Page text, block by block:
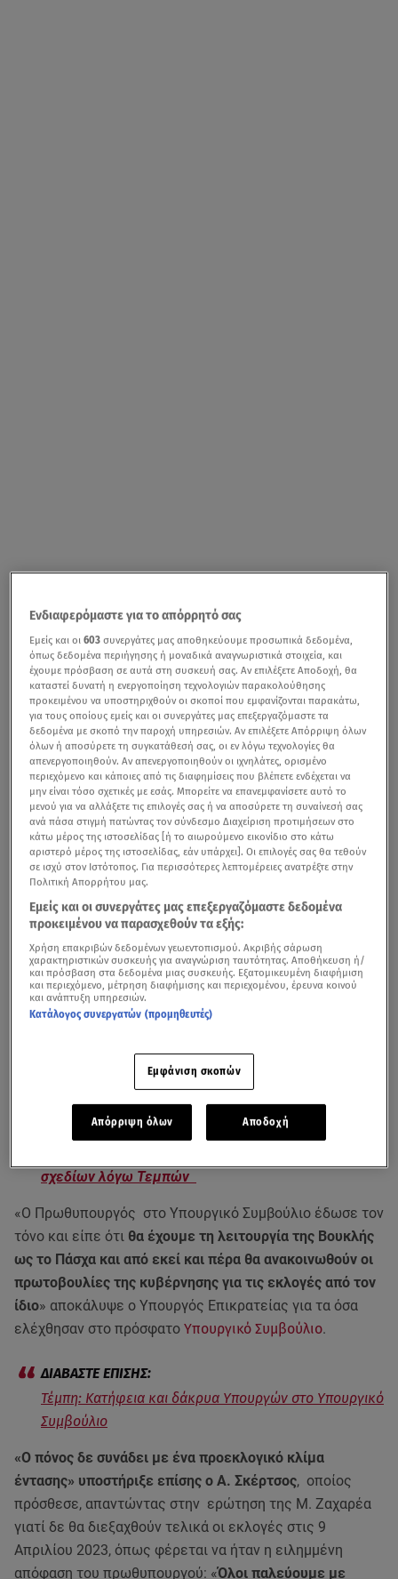
Στον λόγο για τον οποίο ο πρωθυπουργός Κυριάκος
Μητσοτάκης έλαβε την απόφαση να μη γίνουν τώρα
εκλογέςκαι πότε θα ανακοινωθεί η νέα ημερομηνία -
που όπως όλα δείχνουν θα είναι η 21η Μαΐου –
Μάρα Ζαχαρέα
, ο υπουργός
Άκης Σκέρτσος.
σχεδίων λόγω Τεμπών
«Ο Πρωθυπουργός στο Υπουργικό Συμβούλιο έδωσε τον
τόνο και είπε ότι θα έχουμε τη λειτουργία της Βουκλής
ως το Πάσχα και από εκεί και πέρα θα ανακοινωθούν οι
πρωτοβουλίες της κυβέρνησης για τις εκλογές από τον
ίδιο» αποκάλυψε ο Υπουργός Επικρατείας για τα όσα
ελέχθησαν στο πρόσφατο Υπουργικό Συμβούλιο.
Τέμπη: Κατήφεια και δάκρυα Υπουργών στο Υπουργικό
Συμβούλιο
«Ο πόνος δε συνάδει με ένα προεκλογικό κλίμα
έντασης» υποστήριξε επίσης ο Α. Σκέρτσος, οποίος
πρόσθεσε, απαντώντας στην ερώτηση της Μ. Ζαχαρέα
γιατί δε θα διεξαχθούν τελικά οι εκλογές στις 9
Απριλίου 2023, όπως φέρεται να ήταν η ειλημμένη
απόφαση του πρωθυπουργού: «Όλοι παλεύουμε με
Ενδιαφερόμαστε για το απόρρητό σας
Εμείς και οι603 συνεργάτες μας αποθηκεύουμε προσωπικά δεδομένα,
όπως δεδομένα περιήγησης ή μοναδικά αναγνωριστικά στοιχεία, και
έχουμε πρόσβαση σε αυτά στη συσκευή σας. Αν επιλέξετε Αποδοχή, θα
καταστεί δυνατή η ενεργοποίηση τεχνολογιών παρακολούθησης
προκειμένου να υποστηριχθούν οι σκοποί που εμφανίζονται παρακάτω,
για τους οποίους εμείς και οι συνεργάτες μας επεξεργαζόμαστε τα
δεδομένα με σκοπό την παροχή υπηρεσιών. Αν επιλέξετε Απόρριψη όλων
όλων ή αποσύρετε τη συγκατάθεσή σας, οι εν λόγω τεχνολογίες θα
απενεργοποιηθούν. Αν απενεργοποιηθούν οι ιχνηλάτες, ορισμένο
περιεχόμενο και κάποιες από τις διαφημίσεις που βλέπετε ενδέχεται να
μην είναι τόσο σχετικές με εσάς. Μπορείτε να επανεμφανίσετε αυτό το
μενού για να αλλάξετε τις επιλογές σας ή να αποσύρετε τη συναίνεσή σας
ανά πάσα στιγμή πατώντας τον σύνδεσμο Διαχείριση προτιμήσεων στο
κάτω μέρος της ιστοσελίδας [ή το αιωρούμενο εικονίδιο στο κάτω
αριστερό μέρος της ιστοσελίδας, εάν υπάρχει]. Οι επιλογές σας θα τεθούν
σε ισχύ στον Ιστότοπος. Για περισσότερες λεπτομέρειες ανατρέξτε στην
Πολιτική Απορρήτου μας.
Εμείς και οι συνεργάτες μας επεξεργαζόμαστε δεδομένα
προκειμένου να παρασχεθούν τα εξής:
Χρήση επακριβών δεδομένων γεωεντοπισμού. Ακριβής σάρωση
χαρακτηριστικών συσκευής για αναγνώριση ταυτότητας. Αποθήκευση ή/
και πρόσβαση στα δεδομένα μιας συσκευής. Εξατομικευμένη διαφήμιση
και περιεχόμενο, μέτρηση διαφήμισης και περιεχομένου, έρευνα κοινού
και ανάπτυξη υπηρεσιών.
Κατάλογος συνεργατών (προμηθευτές)
Εμφάνιση σκοπών
Απόρριψη όλων Αποδοχή